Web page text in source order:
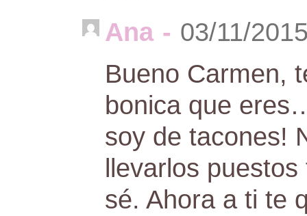
Ana - 03/11/
Bueno Carmen,
bonica que
soy de tacones!
llevarlos
sé. Ahora a ti te